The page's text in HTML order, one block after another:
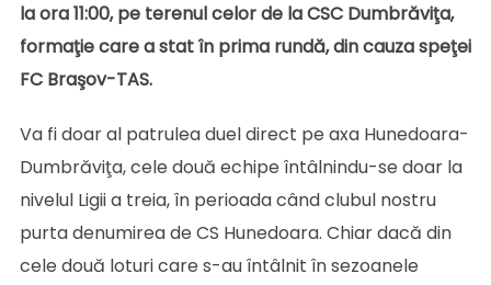
la ora 11:00, pe terenul celor de la CSC Dumbrăviţa,
formaţie care a stat în prima rundă, din cauza speţei
FC Braşov-TAS.
Va fi doar al patrulea duel direct pe axa Hunedoara-
Dumbrăviţa, cele două echipe întâlnindu-se doar la
nivelul Ligii a treia, în perioada când clubul nostru
purta denumirea de CS Hunedoara. Chiar dacă din
cele două loturi care s-au întâlnit în sezoanele